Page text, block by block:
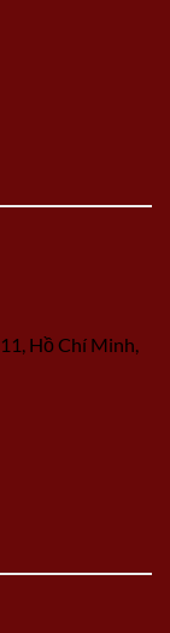
Hồ Chí Minh,